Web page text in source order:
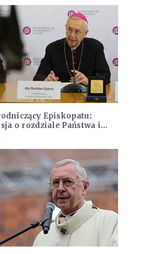
Episkopatu:
o rozdziale Państwa i
nieporozumieniem,